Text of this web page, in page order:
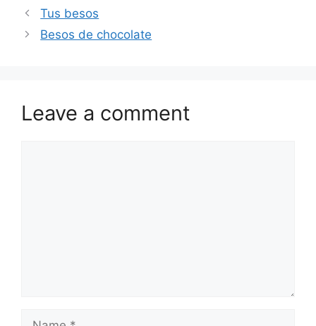
Tus besos
Besos de chocolate
Leave a comment